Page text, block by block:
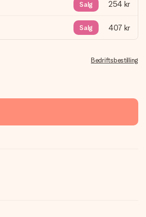
Salg 254 kr
Salg 407 kr
Bedriftsbestilling